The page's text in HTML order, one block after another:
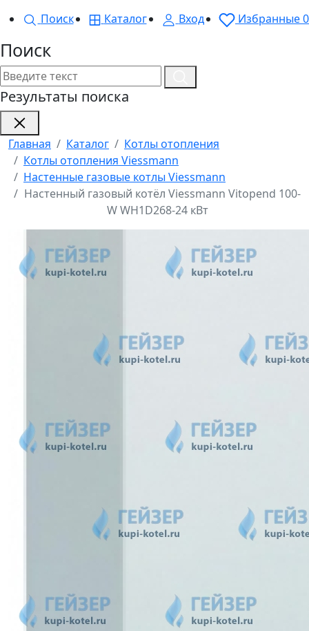
Поиск
Каталог Вход Избранные0
Поиск
Результаты поиска
Главная Каталог
Котлы отопления
Котлы отопления Viessmann
Настенные газовые котлы Viessmann
Настенный газовый котёл Viessmann Vitopend 100-
W WH1D268-24 кВт